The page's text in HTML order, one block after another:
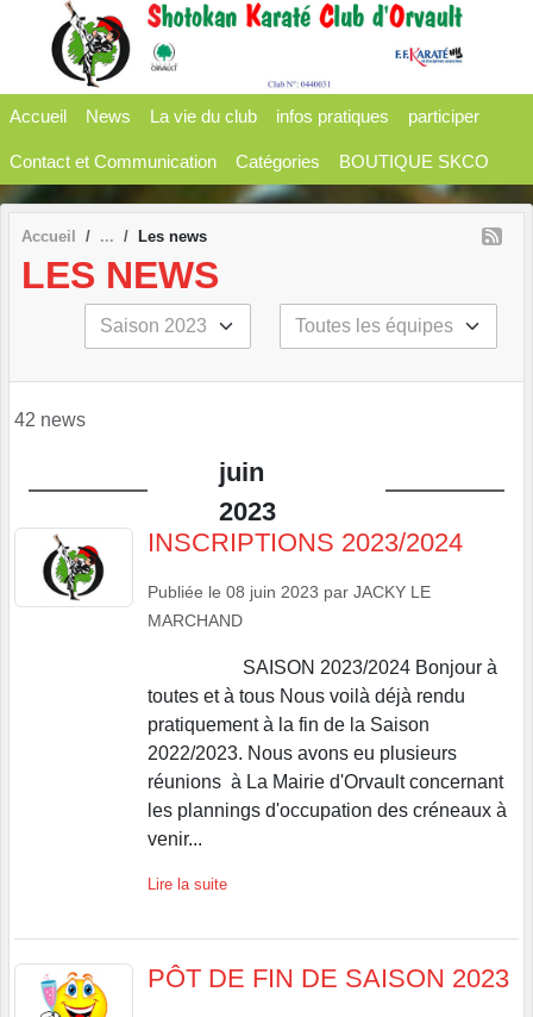
Accueil News La vie du club infos pratiques participer
Contact et Communication Catégories BOUTIQUE SKCO
Accueil Les news
LES NEWS
42 news
juin
2023
INSCRIPTIONS 2023/2024
Publiée le 08 juin 2023 par JACKY LE
MARCHAND
SAISON 2023/2024 Bonjour à
toutes et à tous Nous voilà déjà rendu
pratiquement à la fin de la Saison
2022/2023. Nous avons eu plusieurs
réunions à La Mairie d'Orvault concernant
les plannings d'occupation des créneaux à
venir...
Lire la suite
PÔT DE FIN DE SAISON 2023
Panneau de gestion des cookies